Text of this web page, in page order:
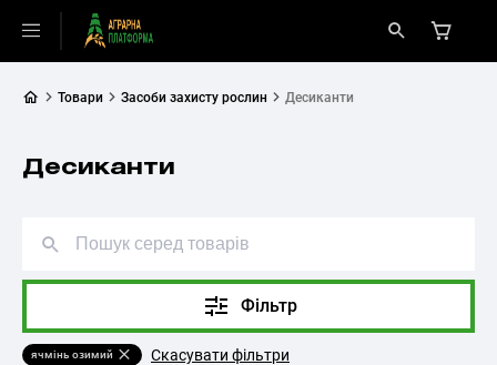
Товари Засоби захисту рослин Десиканти
Десиканти
ячмінь озимий Скасувати фільтри
Фільтр